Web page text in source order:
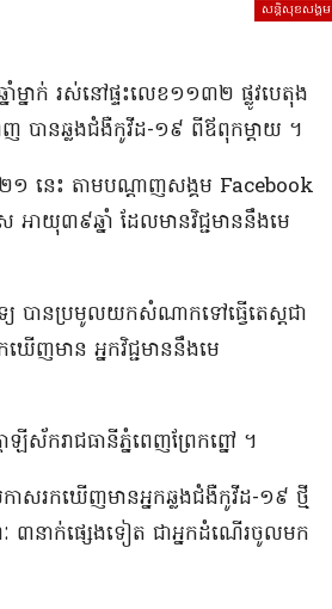
សន្តិសុខសង្គម
ាក់ រស់នៅផ្ទះលេខ១១៣២ ផ្លូវបេតុង
ញ បានឆ្លងជំងឺកូវីដ-១៩ ពីឪពុកម្តាយ ។
១ នេះ តាមបណ្តាញសង្គម Facebook
អាយុ៣៩ឆ្នាំ ដែលមានវិជ្ជមាននឹងមេ
យ បានប្រមូលយកសំណាកទៅធ្វើតេស្ដជា
ញមាន អ្នកវិជ្ជមាននឹងមេ
ឡីស័ករាជធានីភ្នំពេញព្រែកព្នៅ ។
សរកឃើញមានអ្នកឆ្លងជំងឺកូវីដ-១៩ ថ្មី
៣នាក់ផ្សេងទៀត ជាអ្នកដំណើរចូលមក